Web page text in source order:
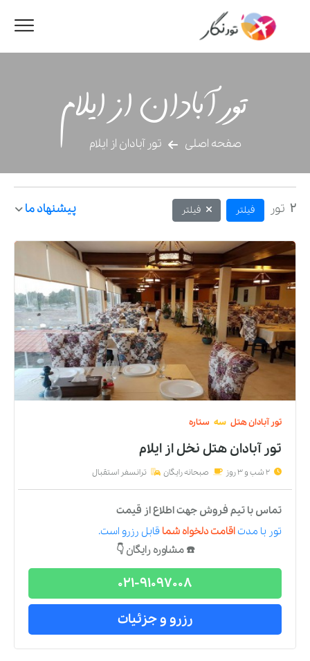
تور آبادان از ایلام
صفحه اصلی تور آبادان از ایلام
2 تور فیلتر فیلتر پیشنهاد ما
تور آبادانهتل سه ستاره
تور آبادان هتل نخلاز ایلام
2 شب و 3 روز صبحانه رایگان ترانسفر استقبال
تماس با تیم فروش جهت اطلاع از قیمت
تور با مدتاقامت دلخواه شما قابل رزرو است.
☎️ مشاوره رایگان 👇
021-91097008
رزرو و جزئیات